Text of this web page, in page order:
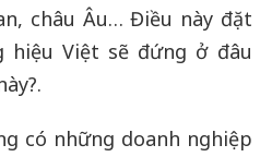
châu Âu… Điều này đặt
hiệu Việt sẽ đứng ở đâu
có những doanh nghiệp